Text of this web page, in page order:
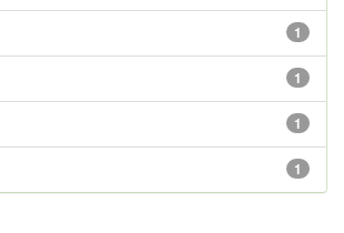
1
1
1
1